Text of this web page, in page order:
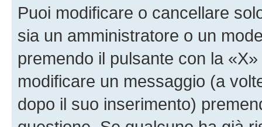
Puoi modificare o cancellare
sia un amministratore o un
premendo il pulsante con la
modificare un messaggio (a
dopo il suo inserimento)